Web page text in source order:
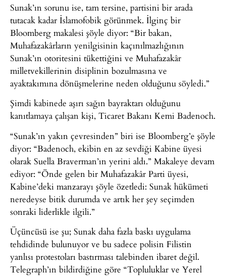
Sunak’ın sorunu ise, tam tersine, partisini bir arada
tutacak kadar İslamofobik görünmek. İlginç bir
Bloomberg makalesi şöyle diyor: “Bir bakan,
Muhafazakârların yenilgisinin kaçınılmazlığının
Sunak’ın otoritesini tükettiğini ve Muhafazakâr
milletvekillerinin disiplinin bozulmasına ve
ayaktakımına dönüşmelerine neden olduğunu söyledi.”
Şimdi kabinede aşırı sağın bayraktarı olduğunu
kanıtlamaya çalışan kişi, Ticaret Bakanı Kemi Badenoch.
“Sunak’ın yakın çevresinden” biri ise Bloomberg’e şöyle
diyor: “Badenoch, ekibin en az sevdiği Kabine üyesi
olarak Suella Braverman’ın yerini aldı.” Makaleye devam
ediyor: “Önde gelen bir Muhafazakâr Parti üyesi,
Kabine’deki manzarayı şöyle özetledi: Sunak hükümeti
neredeyse bitik durumda ve artık her şey seçimden
sonraki liderlikle ilgili.”
Üçüncüsü ise şu; Sunak daha fazla baskı uygulama
tehdidinde bulunuyor ve bu sadece polisin Filistin
yanlısı protestoları bastırması talebinden ibaret değil.
Telegraph’ın bildirdiğine göre “Topluluklar ve Yerel